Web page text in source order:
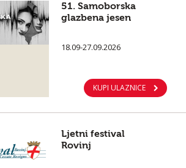
51. Samoborska
glazbena jesen
18.09-27.09.2026
KUPI ULAZNICE
Ljetni festival
Rovinj